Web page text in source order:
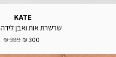
KATE
שרשרת אות ואבן לידה 4 ב-1
300 ₪
389 ₪